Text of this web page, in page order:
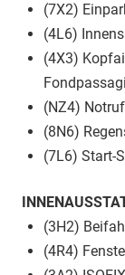
(7X2)
(4L6)
(4X3)
(NZ4)
(8N6)
(7L6) Start-
(3H2)
(4R4)